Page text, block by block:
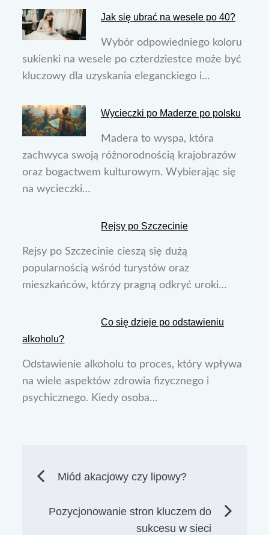
Jak się ubrać na wesele po 40?
Wybór odpowiedniego koloru
sukienki na wesele po czterdziestce może być
kluczowy dla uzyskania eleganckiego i…
Wycieczki po Maderze po polsku
Madera to wyspa, która
zachwyca swoją różnorodnością krajobrazów
oraz bogactwem kulturowym. Wybierając się
na wycieczki…
Rejsy po Szczecinie
Rejsy po Szczecinie cieszą się dużą
popularnością wśród turystów oraz
mieszkańców, którzy pragną odkryć uroki…
Co się dzieje po odstawieniu
alkoholu?
Odstawienie alkoholu to proces, który wpływa
na wiele aspektów zdrowia fizycznego i
psychicznego. Kiedy osoba…
Nawigacja
wpisu
Miód akacjowy czy lipowy?
Pozycjonowanie stron kluczem do
sukcesu w sieci